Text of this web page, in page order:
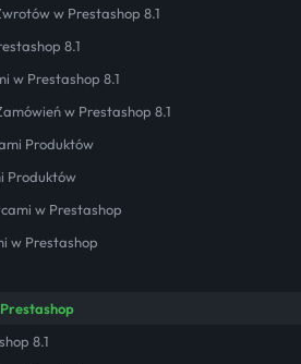
w Prestashop 8.1
8.1
w Prestashop 8.1
w Prestashop 8.1
Produktów
Produktów
w Prestashop
w Prestashop
8.1